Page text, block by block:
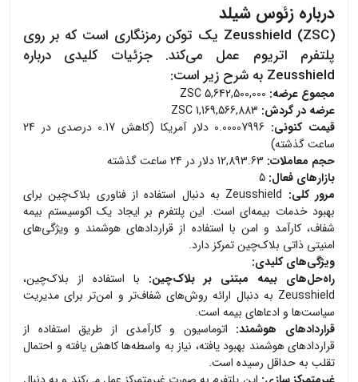
درباره زئوس شیلد
Zeusshield (ZSC) یک توکن رمزنگاری است که بر روی
پلتفرم اتریوم عمل می‌کند. جزئیات کلیدی درباره
Zeusshield به شرح زیر است:
مجموع عرضه:
عرضه در گردش:
قیمت کنونی:
0.00007996 دلار آمریکا (کاهش 0.17 درصدی در 24
ساعت گذشته)
حجم معاملات:
بازارهای فعال:
مرور کلی:
Zeusshield به دنبال استفاده از فناوری بلاک‌چین برای
بهبود خدمات بیمه‌ای است. این پلتفرم بر ایجاد یک اکوسیستم بیمه
شفاف، کارآمد و امن با استفاده از قراردادهای هوشمند و ویژگی‌های
امنیتی ذاتی بلاک‌چین تمرکز دارد.
ویژگی‌های کلیدی:
راه‌حل‌های بیمه مبتنی بر بلاک‌چین: با استفاده از بلاک‌چین،
Zeusshield به دنبال ارائه روش‌های شفاف‌تر و امن‌تر برای مدیریت
سیاست‌ها و ادعاهای بیمه است.
قراردادهای هوشمند: اتوماسیون و کارآمدی از طریق استفاده از
قراردادهای هوشمند بهبود یافته، نیاز به واسطه‌ها کاهش یافته و احتمال
تقلب به حداقل رسیده است.